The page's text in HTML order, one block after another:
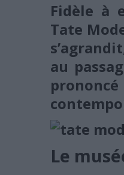
Fidèle à
Tate
au
Le